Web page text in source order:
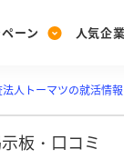
ーン
する
人気企
キングを見る
の企業特集
法人トーマツの就活情報
板・口コミ